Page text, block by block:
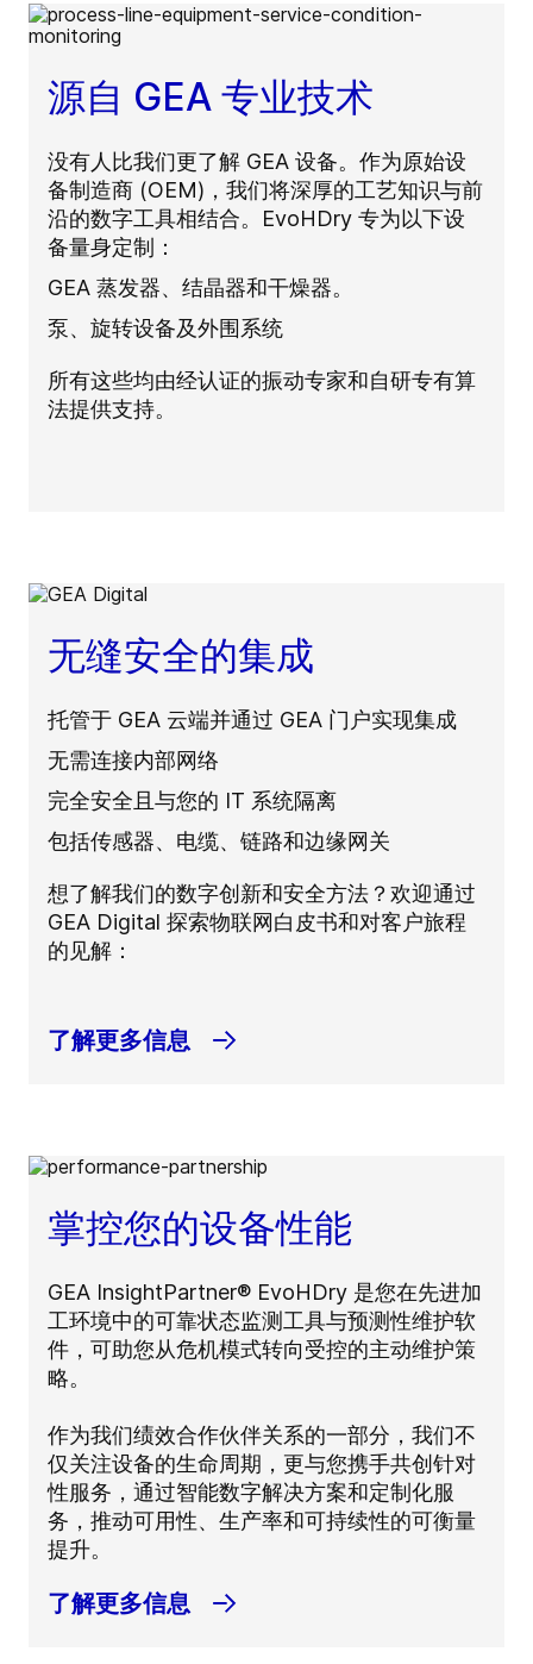
源自 GEA 专业技术
没有人比我们更了解 GEA 设备。作为原始设
备制造商 (OEM)，我们将深厚的工艺知识与前
沿的数字工具相结合。EvoHDry 专为以下设
备量身定制：
GEA 蒸发器、结晶器和干燥器。
泵、旋转设备及外围系统
所有这些均由经认证的振动专家和自研专有算
法提供支持。
无缝安全的集成
托管于 GEA 云端并通过 GEA 门户实现集成
无需连接内部网络
完全安全且与您的 IT 系统隔离
包括传感器、电缆、链路和边缘网关
想了解我们的数字创新和安全方法？欢迎通过
GEA Digital 探索物联网白皮书和对客户旅程
的见解：
了解更多信息
掌控您的设备性能
GEA InsightPartner® EvoHDry 是您在先进加
工环境中的可靠状态监测工具与预测性维护软
件，可助您从危机模式转向受控的主动维护策
略。
作为我们绩效合作伙伴关系的一部分，我们不
仅关注设备的生命周期，更与您携手共创针对
性服务，通过智能数字解决方案和定制化服
务，推动可用性、生产率和可持续性的可衡量
提升。
了解更多信息